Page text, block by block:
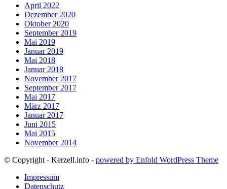
April 2022
Dezember 2020
Oktober 2020
September 2019
Mai 2019
Januar 2019
Mai 2018
Januar 2018
November 2017
September 2017
Mai 2017
März 2017
Januar 2017
Juni 2015
Mai 2015
November 2014
© Copyright - Kerzell.info - powered by Enfold WordPress Theme
Impressum
Datenschutz